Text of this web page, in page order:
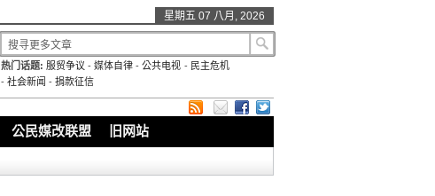
星期五 07 八月, 2026
热门话题: 服贸争议 -媒体自律 -公共电视 - 民主危机
- 社会新闻 - 捐款征信
公民媒改联盟 旧网站